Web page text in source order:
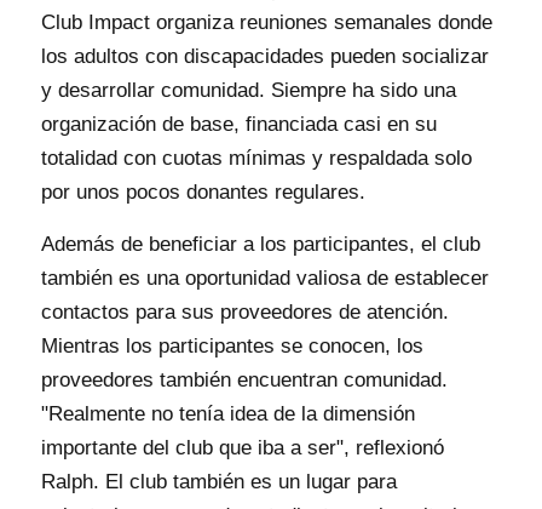
Club Impact organiza reuniones semanales donde
los adultos con discapacidades pueden socializar
y desarrollar comunidad. Siempre ha sido una
organización de base, financiada casi en su
totalidad con cuotas mínimas y respaldada solo
por unos pocos donantes regulares.
Además de beneficiar a los participantes, el club
también es una oportunidad valiosa de establecer
contactos para sus proveedores de atención.
Mientras los participantes se conocen, los
proveedores también encuentran comunidad.
"Realmente no tenía idea de la dimensión
importante del club que iba a ser", reflexionó
Ralph. El club también es un lugar para